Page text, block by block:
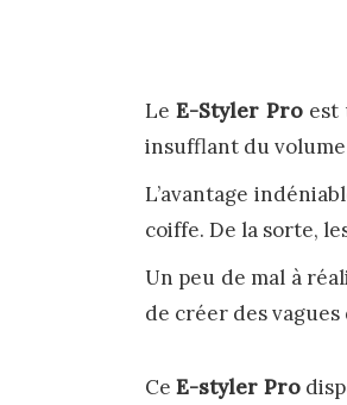
LeE-Styler Proest
insufflant du
L’avantage
coiffe. De la sorte,
Un peu de mal à
de créer des
CeE-styler Pro